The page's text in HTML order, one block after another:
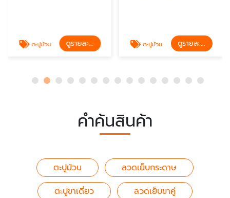
ตะปูม้วน ดูรายละเอียด ตะปูม้วน ดูรายละเอียด
คำค้นสินค้า
ตะปูม้วน
ลวดเย็บกระดาษ
ตะปูขาเดี่ยว
ลวดเย็บขาคู่